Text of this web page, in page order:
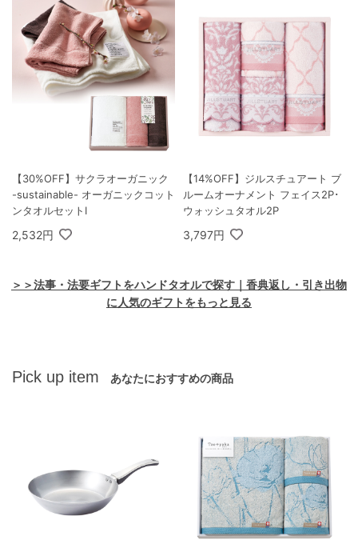
【30%OFF】サクラオーガニック
-sustainable- オーガニックコット
ンタオルセットI
2,532円
【14%OFF】ジルスチュアート ブ
ルームオーナメント フェイス2P･
ウォッシュタオル2P
3,797円
＞＞法事・法要ギフトをハンドタオルで探す｜香典返し・引き出物
に人気のギフトをもっと見る
Pick up item あなたにおすすめの商品